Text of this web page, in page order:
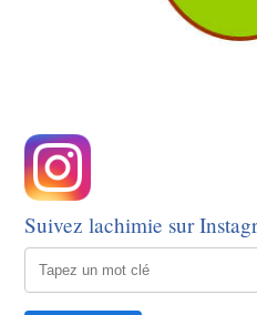
Suivez lachimie sur